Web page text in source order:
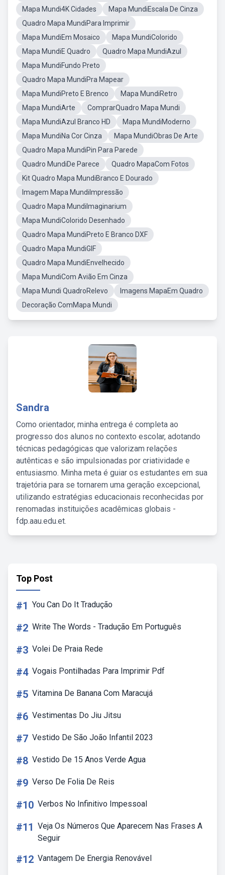
Mapa Mundi4K Cidades
Mapa MundiEscala De Cinza
Quadro Mapa MundiPara Imprimir
Mapa MundiEm Mosaico
Mapa MundiColorido
Mapa MundiE Quadro
Quadro Mapa MundiAzul
Mapa MundiFundo Preto
Quadro Mapa MundiPra Mapear
Mapa MundiPreto E Brenco
Mapa MundiRetro
Mapa MundiArte
ComprarQuadro Mapa Mundi
Mapa MundiAzul Branco HD
Mapa MundiModerno
Mapa MundiNa Cor Cinza
Mapa MundiObras De Arte
Quadro Mapa MundiPin Para Parede
Quadro MundiDe Parece
Quadro MapaCom Fotos
Kit Quadro Mapa MundiBranco E Dourado
Imagem Mapa MundiImpressão
Quadro Mapa MundiImaginarium
Mapa MundiColorido Desenhado
Quadro Mapa MundiPreto E Branco DXF
Quadro Mapa MundiGIF
Quadro Mapa MundiEnvelhecido
Mapa MundiCom Avião Em Cinza
Mapa Mundi QuadroRelevo
Imagens MapaEm Quadro
Decoração ComMapa Mundi
Sandra
Como orientador, minha entrega é completa ao
progresso dos alunos no contexto escolar, adotando
técnicas pedagógicas que valorizam relações
autênticas e são impulsionadas por criatividade e
entusiasmo. Minha meta é guiar os estudantes em sua
trajetória para se tornarem uma geração excepcional,
utilizando estratégias educacionais reconhecidas por
renomadas instituições acadêmicas globais -
fdp.aau.edu.et.
Top Post
#1 You Can Do It Tradução
#2 Write The Words - Tradução Em Português
#3 Volei De Praia Rede
#4 Vogais Pontilhadas Para Imprimir Pdf
#5 Vitamina De Banana Com Maracujá
#6 Vestimentas Do Jiu Jitsu
#7 Vestido De São João Infantil 2023
#8 Vestido De 15 Anos Verde Agua
#9 Verso De Folia De Reis
#10 Verbos No Infinitivo Impessoal
#11 Veja Os Números Que Aparecem Nas Frases A
Seguir
#12 Vantagem De Energia Renovável